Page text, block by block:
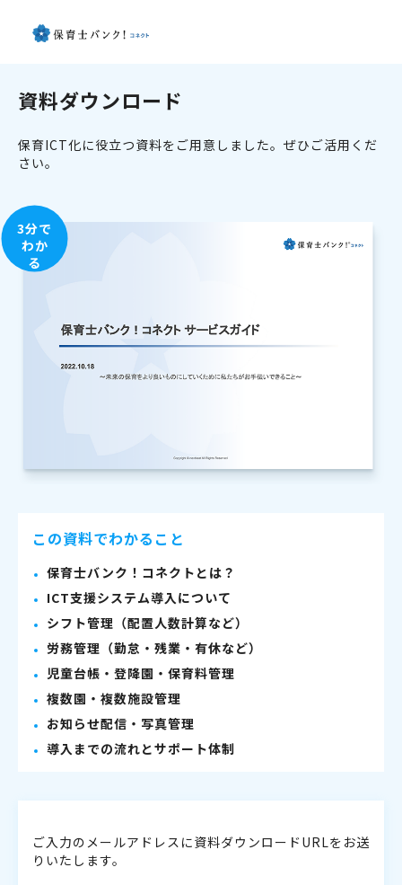
資料ダウンロード
保育ICT化に役立つ資料をご用意しました。ぜひご活用くだ
さい。
3分で
わか
る
この資料でわかること
保育士バンク！コネクトとは？
ICT支援システム導入について
シフト管理（配置人数計算など）
労務管理（勤怠・残業・有休など）
児童台帳・登降園・保育料管理
複数園・複数施設管理
お知らせ配信・写真管理
導入までの流れとサポート体制
ご入力のメールアドレスに資料ダウンロードURLをお送
りいたします。